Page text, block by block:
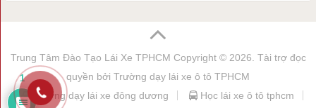
Trung Tâm Đào Tạo Lái Xe TPHCM Copyright © 2026. Tài trợ đọc
quyền bởi Trường dạy lái xe ô tô TPHCM
trường dạy lái xe đông dương
Học lái xe ô tô tphcm
1